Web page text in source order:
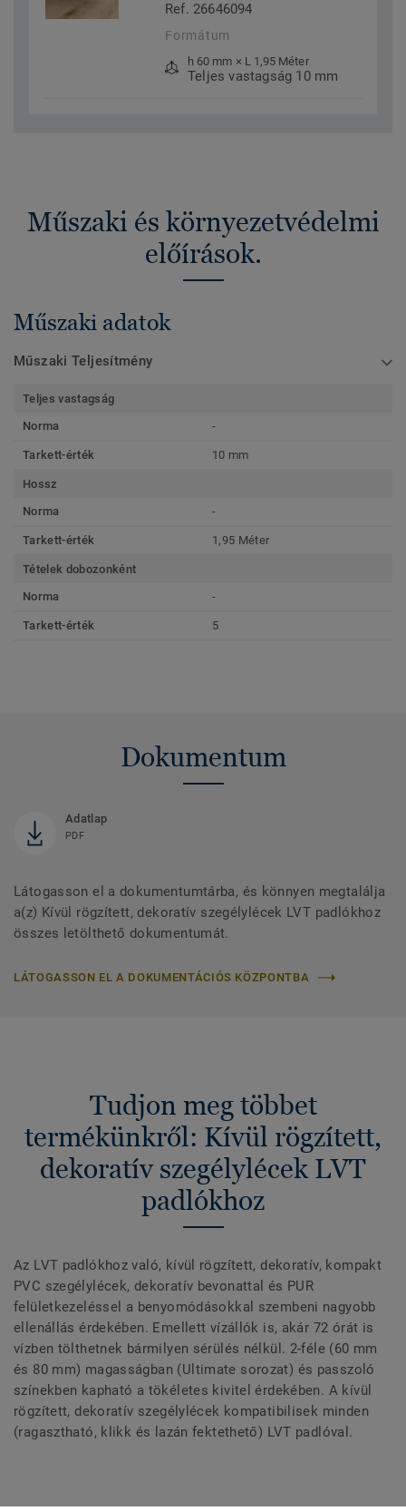
Ref. 26646094
Formátum
h 60 mm × L 1,95 Méter
Teljes vastagság 10 mm
Műszaki és környezetvédelmi
előírások.
Műszaki adatok
Műszaki Teljesítmény
Teljes vastagság
Norma
-
Tarkett-érték 10 mm
Hossz
Norma
-
Tarkett-érték 1,95 Méter
Tételek dobozonként
Norma
-
Tarkett-érték 5
Dokumentum
Adatlap
PDF
Látogasson el a dokumentumtárba, és könnyen megtalálja
a(z) Kívül rögzített, dekoratív szegélylécek LVT padlókhoz
összes letölthető dokumentumát.
LÁTOGASSON EL A DOKUMENTÁCIÓS KÖZPONTBA
Tudjon meg többet
termékünkről: Kívül rögzített,
dekoratív szegélylécek LVT
padlókhoz
Az LVT padlókhoz való, kívül rögzített, dekoratív, kompakt
PVC szegélylécek, dekoratív bevonattal és PUR
felületkezeléssel a benyomódásokkal szembeni nagyobb
ellenállás érdekében. Emellett vízállók is, akár 72 órát is
vízben tölthetnek bármilyen sérülés nélkül. 2-féle (60 mm
és 80 mm) magasságban (Ultimate sorozat) és passzoló
színekben kapható a tökéletes kivitel érdekében. A kívül
rögzített, dekoratív szegélylécek kompatibilisek minden
(ragasztható, klikk és lazán fektethető) LVT padlóval.